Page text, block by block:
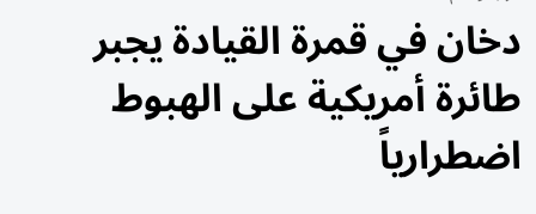
دخان في قمرة القيادة يجبر
طائرة أمريكية على الهبوط
اضطرارياً